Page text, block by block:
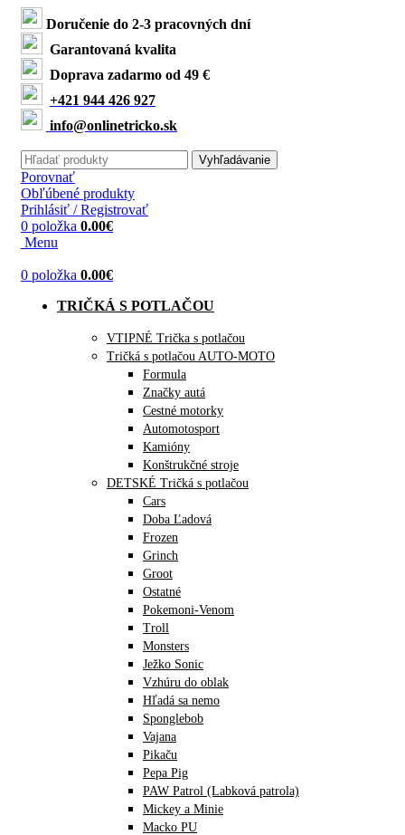
Doručenie do 2-3 pracovných dní
Garantovaná kvalita
Doprava zadarmo od 49 €
+421 944 426 927
info@onlinetricko.sk
Vyhľadávanie
Porovnať
Obľúbené produkty
Prihlásiť / Registrovať
0 položka 0.00€
Menu
0 položka 0.00€
TRIČKÁ S POTLAČOU
VTIPNÉ Trička s potlačou
Tričká s potlačou AUTO-MOTO
Formula
Značky autá
Cestné motorky
Automotosport
Kamióny
Konštrukčné stroje
DETSKÉ Tričká s potlačou
Cars
Doba Ľadová
Frozen
Grinch
Groot
Ostatné
Pokemoni-Venom
Troll
Monsters
Ježko Sonic
Vzhúru do oblak
Hľadá sa nemo
Sponglebob
Vajana
Pikaču
Pepa Pig
PAW Patrol (Labková patrola)
Mickey a Minie
Macko PU